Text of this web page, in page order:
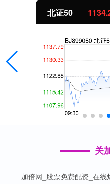
北证50
关
加倍网_股票免费配资_在